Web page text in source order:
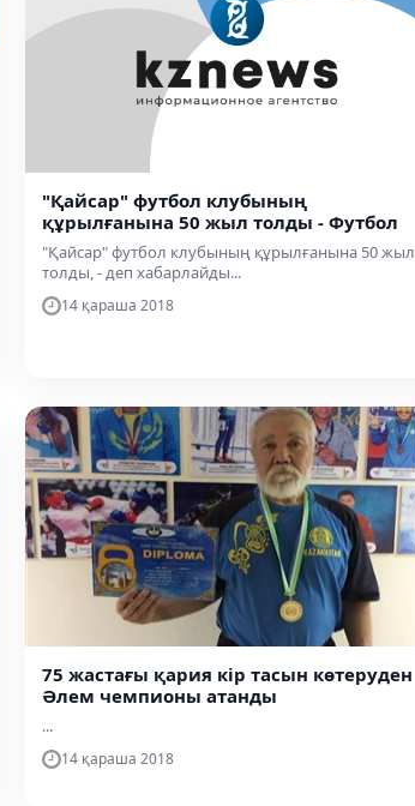
"Қайсар" футбол клубының
құрылғанына 50 жыл толды - Футбол
"Қайсар" футбол клубының құрылғанына 50 жыл
толды, - деп хабарлайды...
14 қараша 2018
75 жастағы қария кір тасын көтеруден
Әлем чемпионы атанды
...
14 қараша 2018